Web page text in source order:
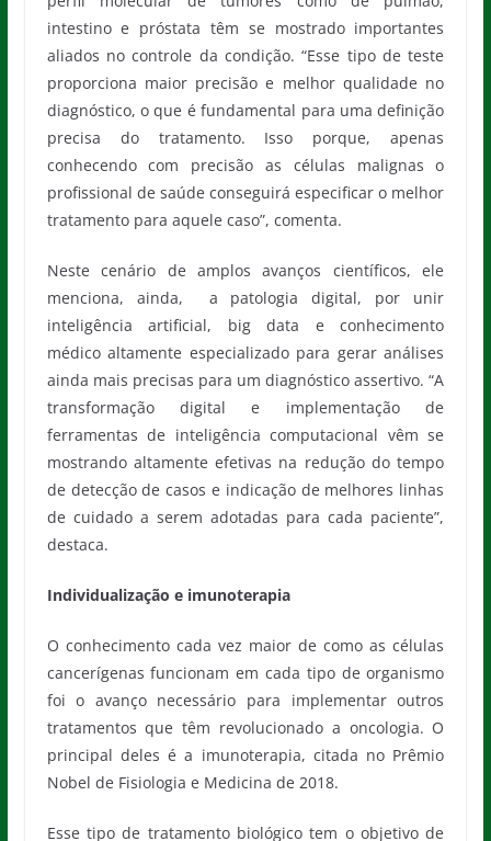
intestino e próstata têm se mostrado importantes
aliados no controle da condição. “Esse tipo de teste
proporciona maior precisão e melhor qualidade no
diagnóstico, o que é fundamental para uma definição
precisa do tratamento. Isso porque, apenas
conhecendo com precisão as células malignas o
profissional de saúde conseguirá especificar o melhor
tratamento para aquele caso”, comenta.
Neste cenário de amplos avanços científicos, ele
menciona, ainda, a patologia digital, por unir
inteligência artificial, big data e conhecimento
médico altamente especializado para gerar análises
ainda mais precisas para um diagnóstico assertivo. “A
transformação digital e implementação de
ferramentas de inteligência computacional vêm se
mostrando altamente efetivas na redução do tempo
de detecção de casos e indicação de melhores linhas
de cuidado a serem adotadas para cada paciente”,
destaca.
Individualização e imunoterapia
O conhecimento cada vez maior de como as células
cancerígenas funcionam em cada tipo de organismo
foi o avanço necessário para implementar outros
tratamentos que têm revolucionado a oncologia. O
principal deles é a imunoterapia, citada no Prêmio
Nobel de Fisiologia e Medicina de 2018.
Esse tipo de tratamento biológico tem o objetivo de